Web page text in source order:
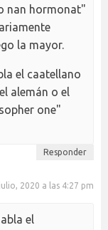
nan hormonat"
la mayor.
el caatellano
alemán o el
one"
Responder
2020 a las 4:27 pm
el